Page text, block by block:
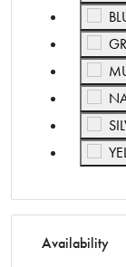
กรอ
กรอ
กรอ
กรอ
กรอ
กรอ
Availability